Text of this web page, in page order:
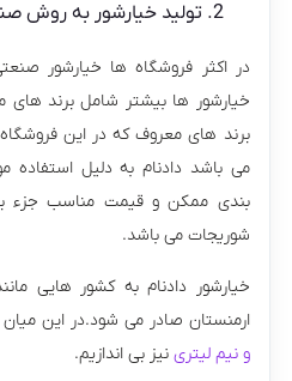
تولید خیارشور به روش
در اکثر فروشگاه ها خیارشور
خیارشور ها بیشتر شامل برند های
برند های معروف که در این
می باشد دادنام به دلیل
بندی ممکن و قیمت مناسب جزء
شوریجات می باشد.
خیارشور دادنام به کشور هایی
ارمنستان صادر می شود.در این
و نیم لیتری نیز بی اندازیم.